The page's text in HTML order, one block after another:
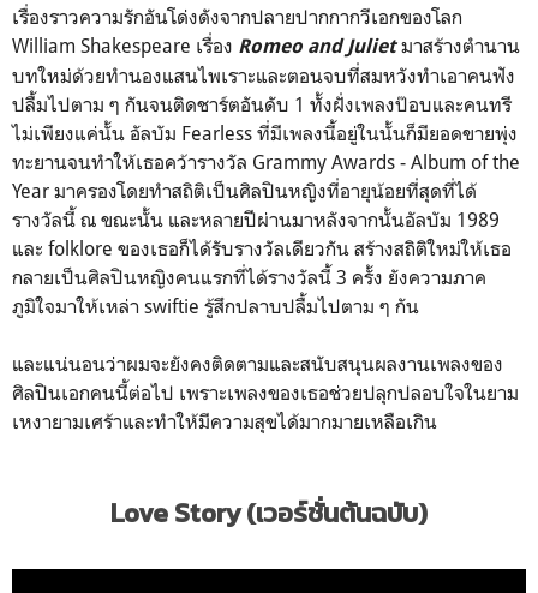
เรื่องราวความรักอันโด่งดังจากปลายปากกากวีเอกของโลก
William Shakespeare เรื่อง Romeo and Julietมาสร้างตำนาน
บทใหม่ด้วยทำนองแสนไพเราะและตอนจบที่สมหวังทำเอาคนฟัง
ปลื้มไปตาม ๆ กันจนติดชาร์ตอันดับ 1 ทั้งฝั่งเพลงป๊อบและคนทรี
ไม่เพียงแค่นั้น อัลบัม Fearless ที่มีเพลงนี้อยู่ในนั้นก็มียอดขายพุ่ง
ทะยานจนทำให้เธอคว้ารางวัล Grammy Awards - Album of the
Year มาครองโดยทำสถิติเป็นศิลปินหญิงที่อายุน้อยที่สุดที่ได้
รางวัลนี้ ณ ขณะนั้น และหลายปีผ่านมาหลังจากนั้นอัลบัม 1989
และ folklore ของเธอก็ได้รับรางวัลเดียวกัน สร้างสถิติใหม่ให้เธอ
กลายเป็นศิลปินหญิงคนแรกที่ได้รางวัลนี้ 3 ครั้ง ยังความภาค
ภูมิใจมาให้เหล่า swiftie รู้สึกปลาบปลื้มไปตาม ๆ กัน
และแน่นอนว่าผมจะยังคงติดตามและสนับสนุนผลงานเพลงของ
ศิลปินเอกคนนี้ต่อไป เพราะเพลงของเธอช่วยปลุกปลอบใจในยาม
เหงายามเศร้าและทำให้มีความสุขได้มากมายเหลือเกิน
Love Story (เวอร์ชั่นต้นฉบับ)